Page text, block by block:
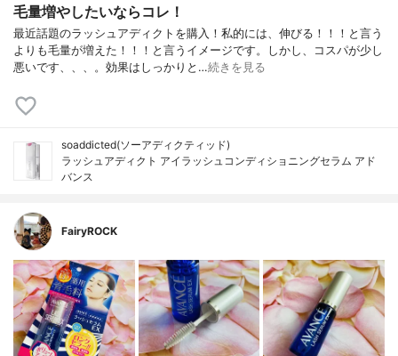
毛量増やしたいならコレ！
最近話題のラッシュアディクトを購入！私的には、伸びる！！！と言う
よりも毛量が増えた！！！と言うイメージです。しかし、コスパが少し
悪いです、、、。効果はしっかりと…続きを見る
soaddicted(ソーアディクティッド)
ラッシュアディクト アイラッシュコンディショニングセラム アド
バンス
FairyROCK